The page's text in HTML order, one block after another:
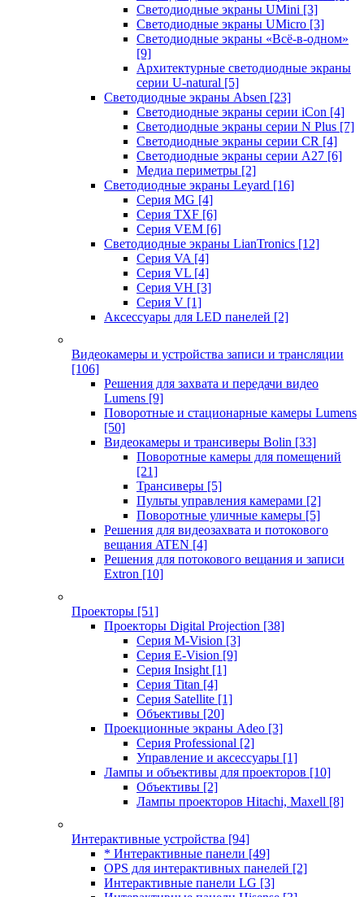
Светодиодные экраны UMini [3]
Светодиодные экраны UMicro [3]
Светодиодные экраны «Всё-в-одном»
[9]
Архитектурные светодиодные экраны
серии U-natural [5]
Светодиодные экраны Absen [23]
Светодиодные экраны серии iCon [4]
Светодиодные экраны серии N Plus [7]
Светодиодные экраны серии CR [4]
Светодиодные экраны серии А27 [6]
Медиа периметры [2]
Светодиодные экраны Leyard [16]
Серия MG [4]
Серия TXF [6]
Серия VEM [6]
Светодиодные экраны LianTronics [12]
Серия VA [4]
Серия VL [4]
Серия VH [3]
Серия V [1]
Аксессуары для LED панелей [2]
Видеокамеры и устройства записи и трансляции
[106]
Решения для захвата и передачи видео
Lumens [9]
Поворотные и стационарные камеры Lumens
[50]
Видеокамеры и трансиверы Bolin [33]
Поворотные камеры для помещений
[21]
Трансиверы [5]
Пульты управления камерами [2]
Поворотные уличные камеры [5]
Решения для видеозахвата и потокового
вещания ATEN [4]
Решения для потокового вещания и записи
Extron [10]
Проекторы [51]
Проекторы Digital Projection [38]
Серия M-Vision [3]
Серия E-Vision [9]
Серия Insight [1]
Серия Titan [4]
Серия Satellite [1]
Объективы [20]
Проекционные экраны Adeo [3]
Серия Professional [2]
Управление и аксессуары [1]
Лампы и объективы для проекторов [10]
Объективы [2]
Лампы проекторов Hitachi, Maxell [8]
Интерактивные устройства [94]
* Интерактивные панели [49]
OPS для интерактивных панелей [2]
Интерактивные панели LG [3]